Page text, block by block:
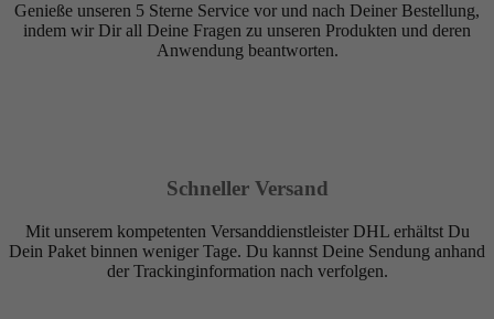
Genieße unseren 5 Sterne Service vor und nach Deiner Bestellung,
indem wir Dir all Deine Fragen zu unseren Produkten und deren
Anwendung beantworten.
Schneller Versand
Mit unserem kompetenten Versanddienstleister DHL erhältst Du
Dein Paket binnen weniger Tage. Du kannst Deine Sendung anhand
der Trackinginformation nach verfolgen.